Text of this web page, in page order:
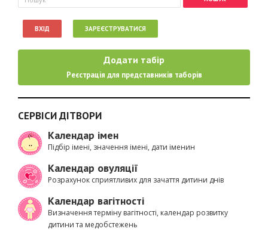
ВХІД ЗАРЕЄСТРУВАТИСЯ
Додати табір
Реєстрація для представників таборів
СЕРВІСИ ДІТВОРИ
Календар імен
Підбір імені, значення імені, дати іменин
Календар овуляції
Розрахунок сприятливих для зачаття дитини днів
Календар вагітності
Визначення терміну вагітності, календар розвитку
дитини та медобстежень